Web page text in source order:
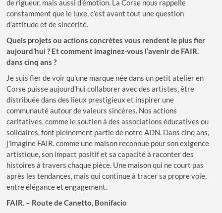
de rigueur, mais aussi d’émotion. La Corse nous rappelle
constamment que le luxe, c’est avant tout une question
d’attitude et de sincérité.
Quels projets ou actions concrètes vous rendent le plus fier
aujourd’hui ? Et comment imaginez-vous l’avenir de FAIR.
dans cinq ans ?
Je suis fier de voir qu’une marque née dans un petit atelier en
Corse puisse aujourd’hui collaborer avec des artistes, être
distribuée dans des lieux prestigieux et inspirer une
communauté autour de valeurs sincères. Nos actions
caritatives, comme le soutien à des associations éducatives ou
solidaires, font pleinement partie de notre ADN. Dans cinq ans,
j’imagine FAIR. comme une maison reconnue pour son exigence
artistique, son impact positif et sa capacité à raconter des
histoires à travers chaque pièce. Une maison qui ne court pas
après les tendances, mais qui continue à tracer sa propre voie,
entre élégance et engagement.
FAIR. – Route de Canetto, Bonifacio